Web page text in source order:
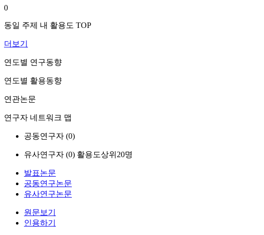
0
동일 주제 내 활용도 TOP
더보기
연도별 연구동향
연도별 활용동향
연관논문
연구자 네트워크 맵
공동연구자 (0)
유사연구자 (0) 활용도상위20명
발표논문
공동연구논문
유사연구논문
원문보기
인용하기